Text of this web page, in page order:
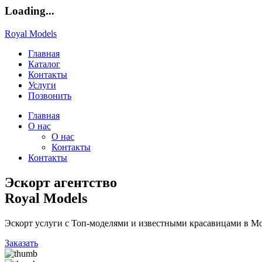
Loading...
Royal Models
Главная
Каталог
Контакты
Услуги
Позвонить
Главная
О нас
О нас
Контакты
Контакты
Эскорт агентство
Royal Models
Эскорт услуги с Топ-моделями и известными красавицами в
Заказать